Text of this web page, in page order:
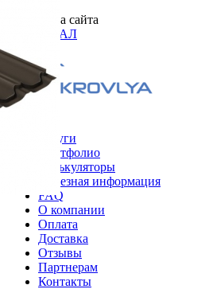
Разработка сайта
ОРИГИНАЛ
Меню
Услуги
Портфолио
Калькуляторы
Полезная информация
FAQ
О компании
Оплата
Доставка
Отзывы
Партнерам
Контакты